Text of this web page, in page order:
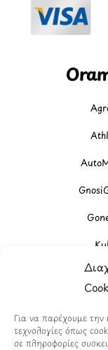
Για να παρέχουμε την
τεχνολογίες όπως
σε πληροφορίες